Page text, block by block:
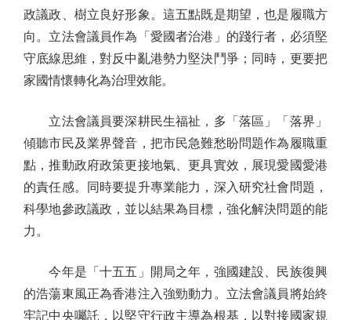
政議政、樹立良好形象。這五點既是期望，也是履職方
向。立法會議員作為「愛國者治港」的踐行者，必須堅
守底線思維，對反中亂港勢力堅決鬥爭；同時，更要把
家國情懷轉化為治理效能。
立法會議員要深耕民生福祉，多「落區」「落界」
傾聽市民及業界聲音，把市民急難愁盼問題作為履職重
點，推動政府政策更接地氣、更具實效，展現愛國愛港
的責任感。同時要提升專業能力，深入研究社會問題，
科學地參政議政，並以結果為目標，強化解決問題的能
力。
今年是「十五五」開局之年，強國建設、民族復興
的浩蕩東風正為香港注入強勁動力。立法會議員將始終
牢記中央囑託，以堅守行政主導為根基，以對接國家規